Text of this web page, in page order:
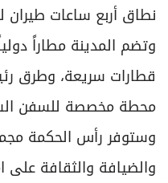
نطاق أربع ساعات طيران
وتضم المدينة مطاراً
قطارات سريعة، وطرق
محطة مخصصة للسفن
وستوفر رأس الحكمة